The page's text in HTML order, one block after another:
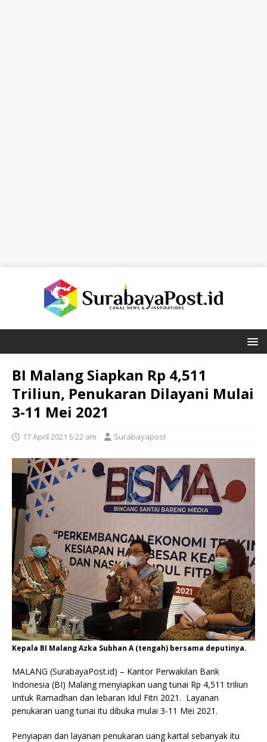
BI Malang Siapkan Rp 4,511
Triliun, Penukaran Dilayani Mulai
3-11 Mei 2021
17 April 2021 5:22 am Surabayapost
Kepala BI Malang Azka Subhan A (tengah) bersama deputinya.
MALANG (SurabayaPost.id) – Kantor Perwakilan Bank
Indonesia (BI) Malang menyiapkan uang tunai Rp 4,511 triliun
untuk Ramadhan dan lebaran Idul Fitri 2021. Layanan
penukaran uang tunai itu dibuka mulai 3-11 Mei 2021.
Penyiapan dan layanan penukaran uang kartal sebanyak itu